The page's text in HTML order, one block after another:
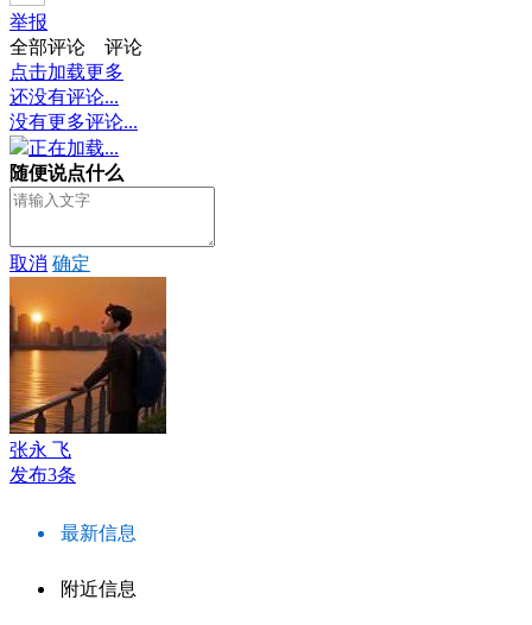
举报
全部评论
评论
点击加载更多
还没有评论...
没有更多评论...
正在加载...
随便说点什么
取消 确定
张永 飞
发布3条
最新信息
附近信息